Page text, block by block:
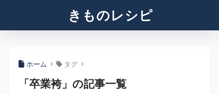
きものレシピ
ホーム タグ
「卒業袴」の記事一覧